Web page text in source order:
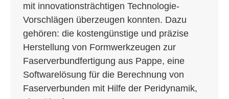
mit innovationsträchtigen Technologie-
Vorschlägen überzeugen konnten. Dazu
gehören: die kostengünstige und präzise
Herstellung von Formwerkzeugen zur
Faserverbundfertigung aus Pappe, eine
Softwarelösung für die Berechnung von
Faserverbunden mit Hilfe der Peridynamik,